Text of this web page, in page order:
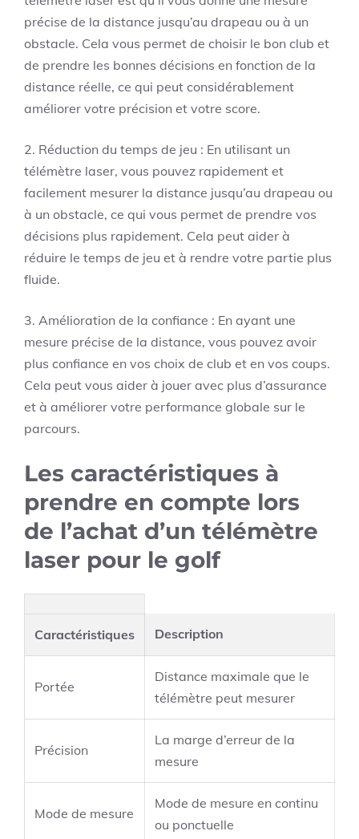
précise de la distance jusqu’au drapeau ou à un
obstacle. Cela vous permet de choisir le bon club et
de prendre les bonnes décisions en fonction de la
distance réelle, ce qui peut considérablement
améliorer votre précision et votre score.
2. Réduction du temps de jeu : En utilisant un
télémètre laser, vous pouvez rapidement et
facilement mesurer la distance jusqu’au drapeau ou
à un obstacle, ce qui vous permet de prendre vos
décisions plus rapidement. Cela peut aider à
réduire le temps de jeu et à rendre votre partie plus
fluide.
3. Amélioration de la confiance : En ayant une
mesure précise de la distance, vous pouvez avoir
plus confiance en vos choix de club et en vos coups.
Cela peut vous aider à jouer avec plus d’assurance
et à améliorer votre performance globale sur le
parcours.
Les caractéristiques à
prendre en compte lors
de l’achat d’un télémètre
laser pour le golf
Caractéristiques Description
Portée
Distance maximale que le
télémètre peut mesurer
Précision
La marge d’erreur de la
mesure
Mode de mesure
Mode de mesure en continu
ou ponctuelle